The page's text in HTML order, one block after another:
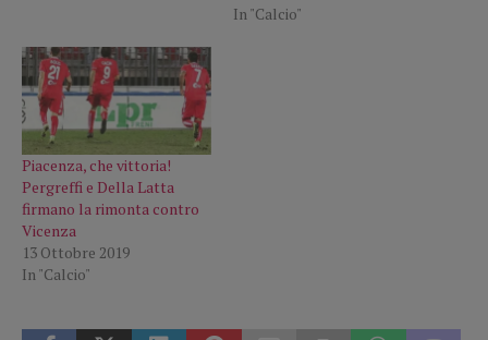
In "Calcio"
Piacenza, che vittoria!
Pergreffi e Della Latta
firmano la rimonta contro
Vicenza
13 Ottobre 2019
In "Calcio"